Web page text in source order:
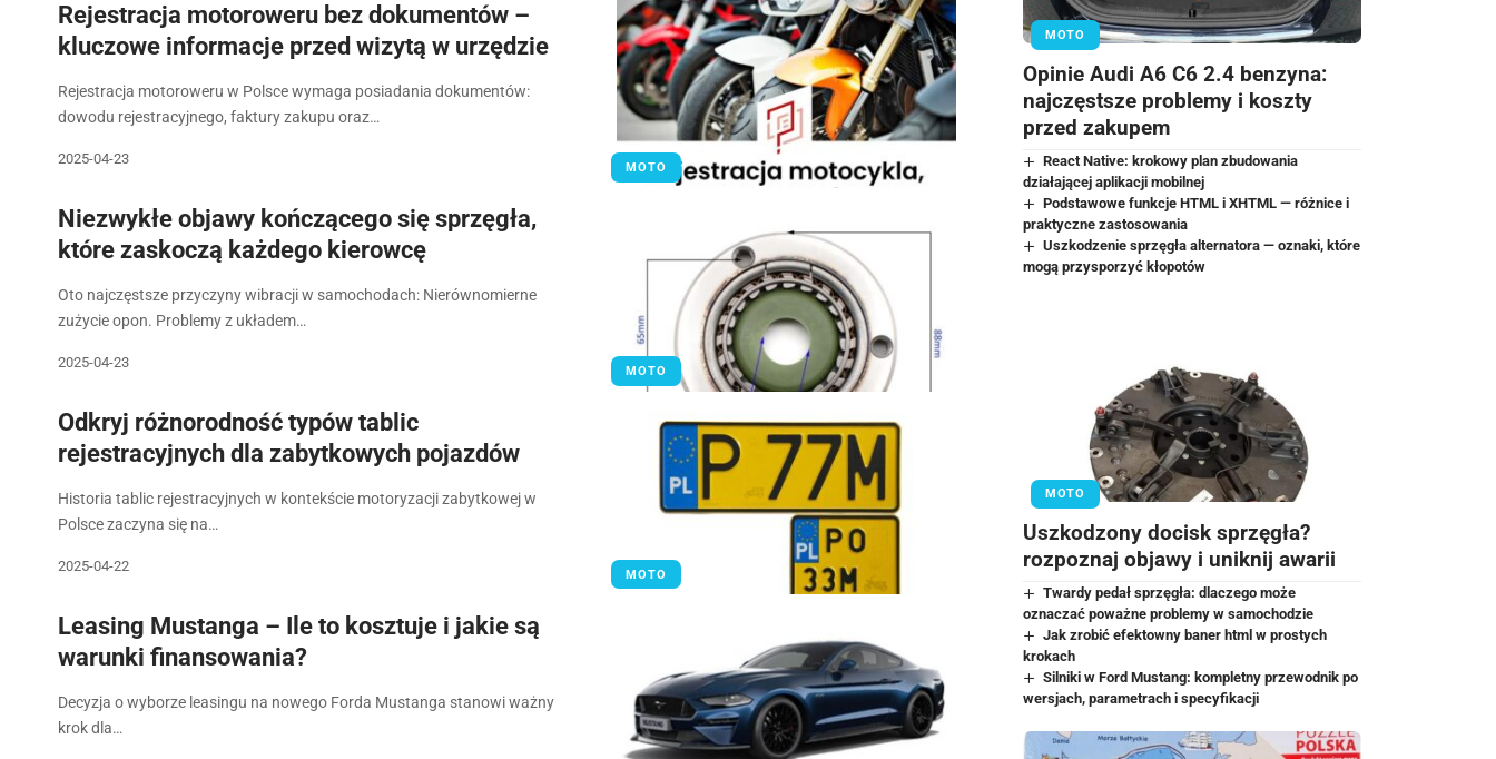
MOTO
Rejestracja motoroweru bez dokumentów –
kluczowe informacje przed wizytą w urzędzie
Rejestracja motoroweru w Polsce wymaga posiadania dokumentów:
dowodu rejestracyjnego, faktury zakupu oraz…
2025-04-23
MOTO
Niezwykłe objawy kończącego się sprzęgła,
które zaskoczą każdego kierowcę
Oto najczęstsze przyczyny wibracji w samochodach: Nierównomierne
zużycie opon. Problemy z układem…
2025-04-23
MOTO
Odkryj różnorodność typów tablic
rejestracyjnych dla zabytkowych pojazdów
Historia tablic rejestracyjnych w kontekście motoryzacji zabytkowej w
Polsce zaczyna się na…
2025-04-22
Leasing Mustanga – Ile to kosztuje i jakie są
warunki finansowania?
Decyzja o wyborze leasingu na nowego Forda Mustanga stanowi ważny
krok dla…
MOTO
Opinie Audi A6 C6 2.4 benzyna:
najczęstsze problemy i koszty
przed zakupem
React Native: krokowy plan zbudowania
działającej aplikacji mobilnej
Podstawowe funkcje HTML i XHTML — różnice i
praktyczne zastosowania
Uszkodzenie sprzęgła alternatora — oznaki, które
mogą przysporzyć kłopotów
MOTO
Uszkodzony docisk sprzęgła?
rozpoznaj objawy i uniknij awarii
Twardy pedał sprzęgła: dlaczego może
oznaczać poważne problemy w samochodzie
Jak zrobić efektowny baner html w prostych
krokach
Silniki w Ford Mustang: kompletny przewodnik po
wersjach, parametrach i specyfikacji